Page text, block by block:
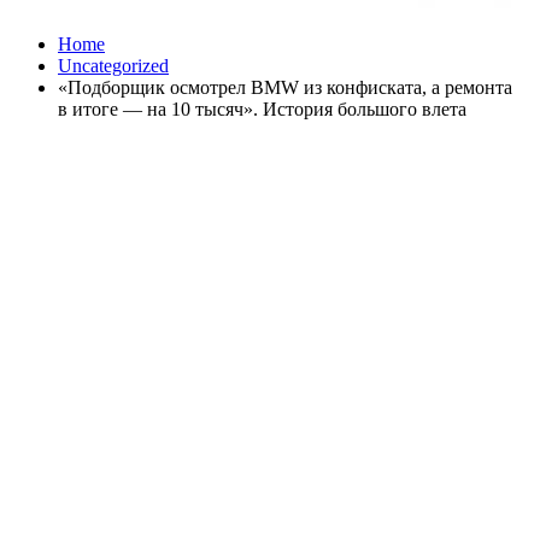
Home
Uncategorized
«Подборщик осмотрел BMW из конфиската, а ремонта
в итоге — на 10 тысяч». История большого влета